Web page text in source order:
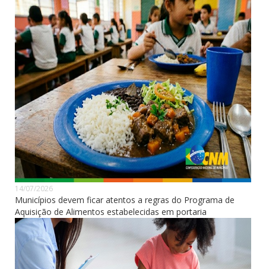
14/07/2026
Municípios devem ficar atentos a regras do Programa de
Aquisição de Alimentos estabelecidas em portaria